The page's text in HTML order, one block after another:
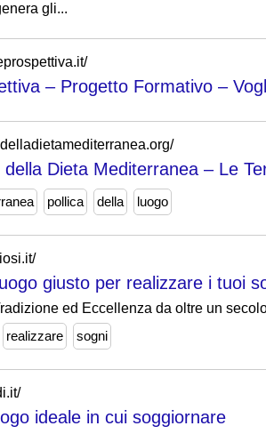
gli...
– Progetto Formativo –
della Dieta Mediterranea – Le
pollica della luogo
giusto per realizzare i tuoi
ed Eccellenza da oltre un
realizzare sogni
ideale in cui soggiornare